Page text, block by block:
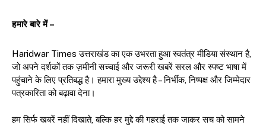
हमारे बारे में –
Haridwar Times उत्तराखंड का एक उभरता हुआ स्वतंत्र मीडिया संस्थान है,
जो अपने दर्शकों तक ज़मीनी सच्चाई और जरूरी खबरें सरल और स्पष्ट भाषा में
पहुंचाने के लिए प्रतिबद्ध है। हमारा मुख्य उद्देश्य है – निर्भीक, निष्पक्ष और जिम्मेदार
पत्रकारिता को बढ़ावा देना।
हम सिर्फ खबरें नहीं दिखाते, बल्कि हर मुद्दे की गहराई तक जाकर सच को सामने